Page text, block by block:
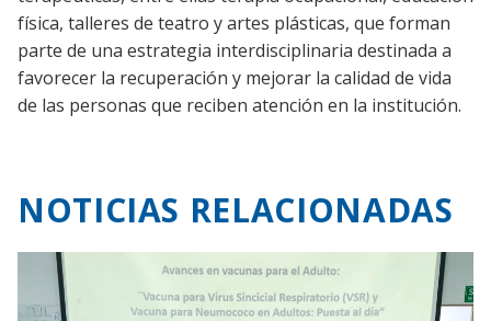
física, talleres de teatro y artes plásticas, que forman
parte de una estrategia interdisciplinaria destinada a
favorecer la recuperación y mejorar la calidad de vida
de las personas que reciben atención en la institución.
NOTICIAS RELACIONADAS